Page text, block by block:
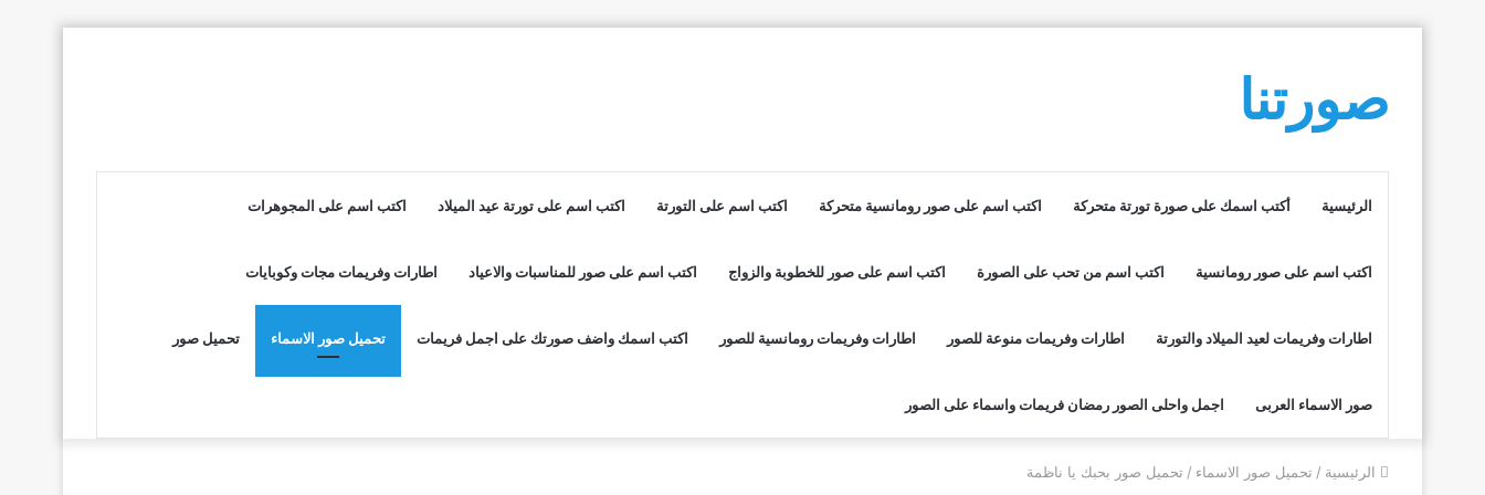
صورتنا
الرئيسية أكتب اسمك على صورة تورتة متحركة اكتب اسم على صور رومانسية متحركة اكتب اسم على التورتة اكتب اسم على تورتة عيد الميلاد اكتب اسم على المجوهرات
اكتب اسم على صور رومانسية اكتب اسم من تحب على الصورة اكتب اسم على صور للخطوبة والزواج اكتب اسم على صور للمناسبات والاعياد اطارات وفريمات مجات وكوبايات
اطارات وفريمات لعيد الميلاد والتورتة اطارات وفريمات منوعة للصور اطارات وفريمات رومانسية للصور اكتب اسمك واضف صورتك على اجمل فريمات تحميل صور الاسماء تحميل صور
صور الاسماء العربى اجمل واحلى الصور رمضان فريمات واسماء على الصور
الرئيسية / تحميل صور الاسماء / تحميل صور بحبك يا ناظمة